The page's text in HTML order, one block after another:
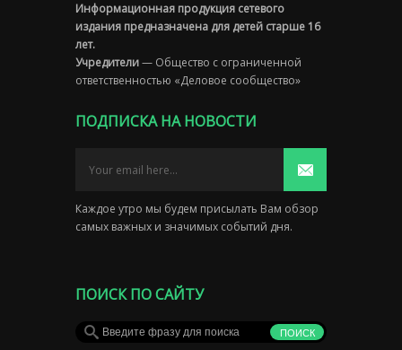
Информационная продукция сетевого
издания предназначена для детей старше 16
лет.
Учредители— Общество с ограниченной
ответственностью «Деловое сообщество»
ПОДПИСКА НА НОВОСТИ
Каждое утро мы будем присылать Вам обзор
самых важных и значимых событий дня.
ПОИСК ПО САЙТУ